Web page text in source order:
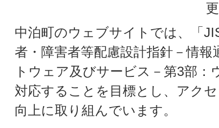
中泊町のウェブサイトでは、「
者・障害者等配慮設計指針－情
トウェア及びサービス－第3部
対応することを目標とし、アク
向上に取り組んでいます。